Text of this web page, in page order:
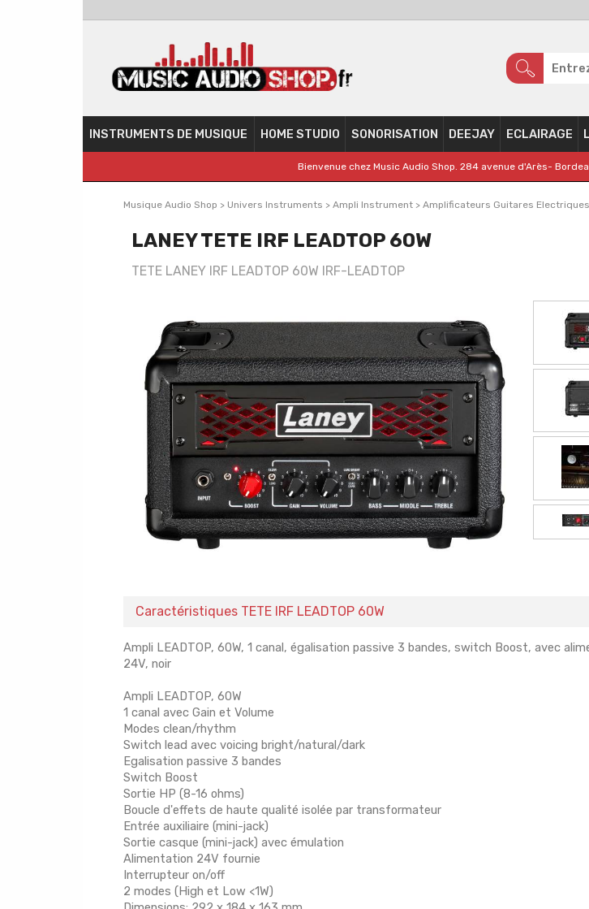
INSTRUMENTS DE MUSIQUE HOME STUDIO SONORISATION DEEJAY ECLAIRAGE
Bienvenue chez Music Audio Shop. 284 avenue d'Arès-
Musique Audio Shop > Univers Instruments > Ampli Instrument > Amplificateurs Guitares Electriques
LANEY TETE IRF LEADTOP 60W
TETE LANEY IRF LEADTOP 60W IRF-LEADTOP
Caractéristiques TETE IRF LEADTOP 60W
Ampli LEADTOP, 60W, 1 canal, égalisation passive 3 bandes, switch Boost, avec
24V, noir
Ampli LEADTOP, 60W
1 canal avec Gain et Volume
Modes clean/rhythm
Switch lead avec voicing bright/natural/dark
Egalisation passive 3 bandes
Switch Boost
Sortie HP (8-16 ohms)
Boucle d'effets de haute qualité isolée par transformateur
Entrée auxiliaire (mini-jack)
Sortie casque (mini-jack) avec émulation
Alimentation 24V fournie
Interrupteur on/off
2 modes (High et Low <1W)